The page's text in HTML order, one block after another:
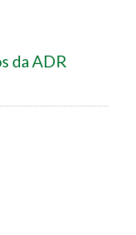
da ADR